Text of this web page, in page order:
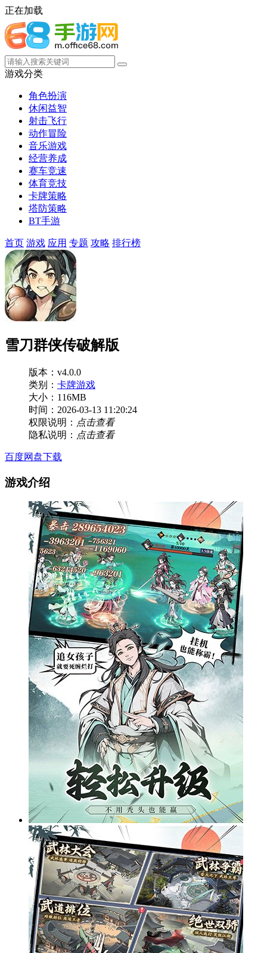
正在加载
游戏分类
角色扮演
休闲益智
射击飞行
动作冒险
音乐游戏
经营养成
赛车竞速
体育竞技
卡牌策略
塔防策略
BT手游
首页 游戏 应用 专题 攻略 排行榜
雪刀群侠传破解版
版本：v4.0.0
类别： 卡牌游戏
大小：116MB
时间：2026-03-13 11:20:24
权限说明： 点击查看
隐私说明： 点击查看
百度网盘下载
游戏介绍